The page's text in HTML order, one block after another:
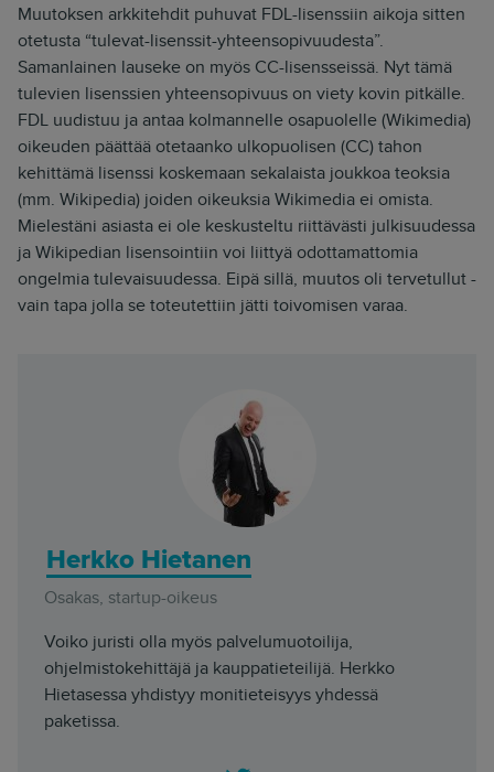
Muutoksen arkkitehdit puhuvat FDL-lisenssiin aikoja sitten
otetusta “tulevat-lisenssit-yhteensopivuudesta”.
Samanlainen lauseke on myös CC-lisensseissä. Nyt tämä
tulevien lisenssien yhteensopivuus on viety kovin pitkälle.
FDL uudistuu ja antaa kolmannelle osapuolelle (Wikimedia)
oikeuden päättää otetaanko ulkopuolisen (CC) tahon
kehittämä lisenssi koskemaan sekalaista joukkoa teoksia
(mm. Wikipedia) joiden oikeuksia Wikimedia ei omista.
Mielestäni asiasta ei ole keskusteltu riittävästi julkisuudessa
ja Wikipedian lisensointiin voi liittyä odottamattomia
ongelmia tulevaisuudessa. Eipä sillä, muutos oli tervetullut -
vain tapa jolla se toteutettiin jätti toivomisen varaa.
Herkko Hietanen
Osakas, startup-oikeus
Voiko juristi olla myös palvelumuotoilija,
ohjelmistokehittäjä ja kauppatieteilijä. Herkko
Hietasessa yhdistyy monitieteisyys yhdessä
paketissa.